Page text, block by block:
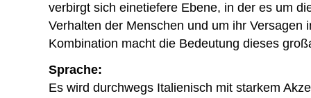
verbirgt sich einetiefere Ebene, in der es um
Verhalten der Menschen und um ihr Versagen
Kombination macht die Bedeutung dieses
Sprache:
Es wird durchwegs Italienisch mit starkem